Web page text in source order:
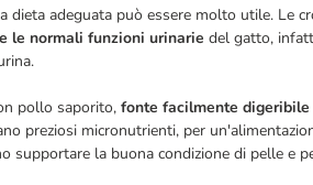
adeguata può essere molto utile. Le
le normali funzioni urinarie del gatto,
pollo saporito, fonte facilmente
preziosi micronutrienti, per
supportare la buona condizione di pelle e